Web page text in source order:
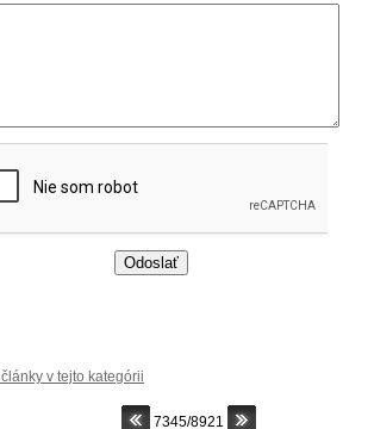
v tejto kategórii
7345/8921